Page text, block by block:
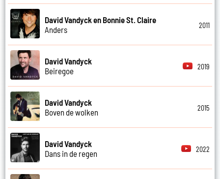
David Vandyck en Bonnie St. Claire
Anders
2011
David Vandyck
Beiregoe
2019
David Vandyck
Boven de wolken
2015
David Vandyck
Dans in de regen
2022